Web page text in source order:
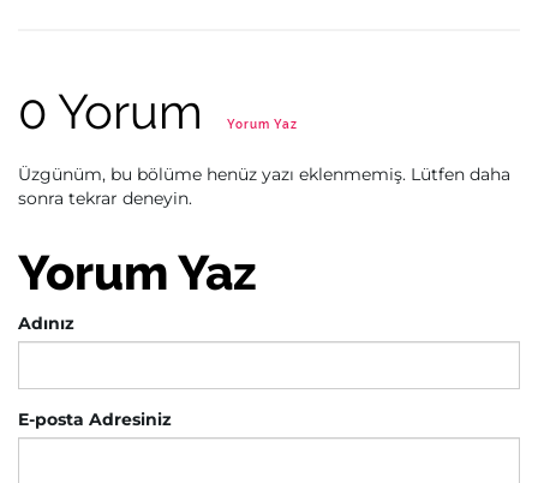
0 Yorum Yorum Yaz
Üzgünüm, bu bölüme henüz yazı eklenmemiş. Lütfen daha
sonra tekrar deneyin.
Yorum Yaz
Adınız
E-posta Adresiniz